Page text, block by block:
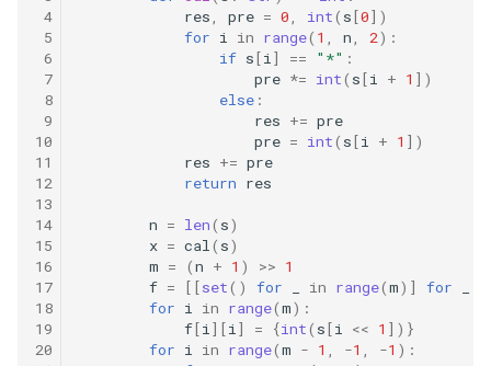
56.2. 数组中数字出现的次数
57.2. 和为 s 的连续正数序列
57. 和为 s 的两个数字
58.1. 翻转单词顺序
58.2. 左旋转字符串
59.1. 滑动窗口的最大值
57. 值和下标之差都在给定的
范围内
58. 日程表
59. 数据流的第 K 大数值
60. 出现频率最高的 k 个数字
61. 和最小的 k 个数对
62. 实现前缀树
16.1. 交换数字
16.2. 单词频率
16.3. 交点
16.4. 井字游戏
16.5. 阶乘尾数
16.6. 最小差
16.7. 最大数值
4
5
6
7
8
9
10
11
12
13
14
15
16
17
18
19
20
res, pre = 0, int( s[0])
for i in range( 1 , n, 2):
if s[i] == "*" :
pre *= int( s[i + 1 ])
else :
res += pre
pre = int( s[i + 1 ])
res += pre
return res
n = len( s)
x = cal( s)
m = (n + 1 ) >> 1
f = [[set() for in range(m)] for
for i in range(m):
f[i][i] = {int( s[i << 1 ])}
for i in range(m - 1 , -1 , -1 ):